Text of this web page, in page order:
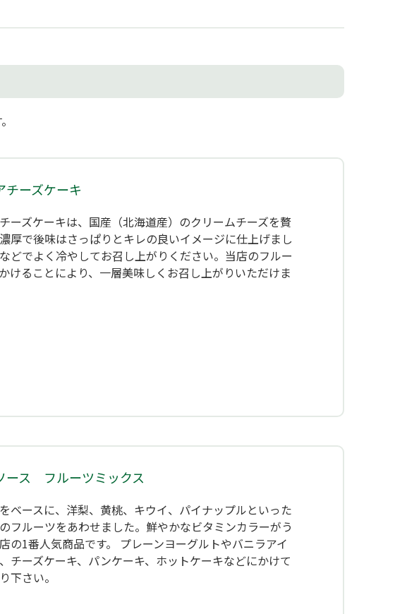
チーズケーキ
ーズケーキは、国産（北海道産）のクリームチーズを贅
厚で後味はさっぱりとキレの良いイメージに仕上げまし
どでよく冷やしてお召し上がりください。当店のフルー
けることにより、一層美味しくお召し上がりいただけま
ース フルーツミックス
ベースに、洋梨、黄桃、キウイ、パイナップルといった
フルーツをあわせました。鮮やかなビタミンカラーがう
の1番人気商品です。 プレーンヨーグルトやバニラアイ
チーズケーキ、パンケーキ、ホットケーキなどにかけて
下さい。